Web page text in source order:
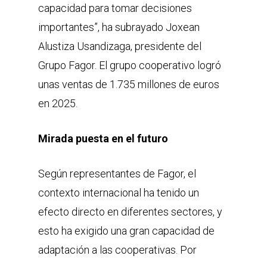
capacidad para tomar decisiones
importantes”, ha subrayado Joxean
Alustiza Usandizaga, presidente del
Grupo Fagor. El grupo cooperativo logró
unas ventas de 1.735 millones de euros
en 2025.
Mirada puesta en el futuro
Según representantes de Fagor, el
contexto internacional ha tenido un
efecto directo en diferentes sectores, y
esto ha exigido una gran capacidad de
adaptación a las cooperativas. Por